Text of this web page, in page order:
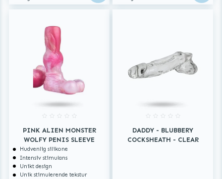
PINK ALIEN MONSTER
WOLFY PENIS SLEEVE
Hudvenlig silikone
Intensiv stimulans
Unikt design
Unik stimulerende tekstur
DADDY - BLUBBERY
COCKSHEATH - CLEAR